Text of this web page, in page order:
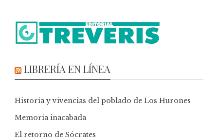
LIBRERÍA EN LÍNEA
Historia y vivencias del poblado de Los Hurones
Memoria inacabada
El retorno de Sócrates